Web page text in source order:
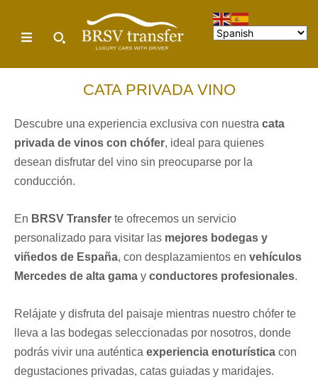
CATA PRIVADA VINO
Descubre una experiencia exclusiva con nuestra cata
privada de vinos con chófer, ideal para quienes
desean disfrutar del vino sin preocuparse por la
conducción.
En BRSV Transfer te ofrecemos un servicio
personalizado para visitar las mejores bodegas y
viñedos de España, con desplazamientos en vehículos
Mercedes de alta gama y conductores profesionales.
Relájate y disfruta del paisaje mientras nuestro chófer te
lleva a las bodegas seleccionadas por nosotros, donde
podrás vivir una auténtica experiencia enoturística con
degustaciones privadas, catas guiadas y maridajes.